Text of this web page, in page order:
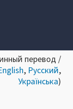
перевод /
, Русский,
Українська)